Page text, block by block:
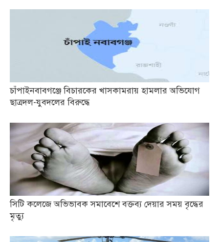
চাঁপাইনবাবগঞ্জে বিচারকের খাসকামরায় হামলার অভিযোগ
ছাত্রদল-যুবদলের বিরুদ্ধে
সিটি কলেজে অভিভাবক সমাবেশে বক্তব্য দেয়ার সময় বৃদ্ধের
মৃত্যু